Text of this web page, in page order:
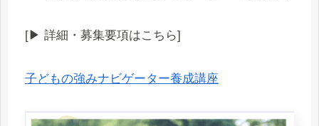
[▶︎ 詳細・募集要項はこちら]
子どもの強みナビゲーター養成講座